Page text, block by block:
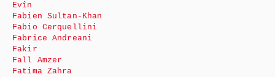
Evîn
Fabien Sultan-Khan
Fabio Cerquellini
Fabrice Andreani
Fakir
Fall Amzer
Fatima Zahra